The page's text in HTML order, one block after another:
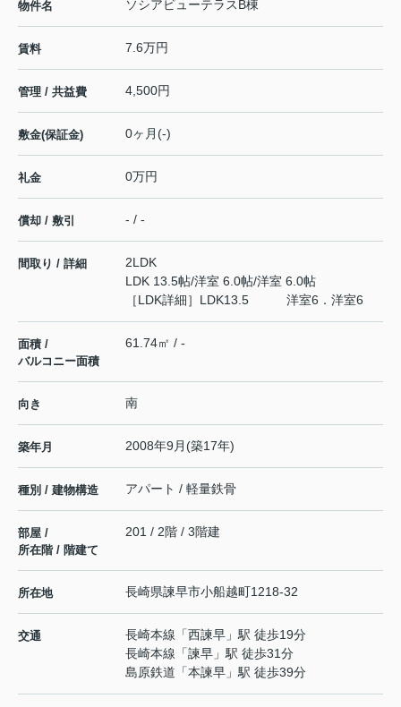
物件名 ソシアビューテラスB棟
賃料 7.6万円
管理 / 共益費 4,500円
敷金(保証金) 0ヶ月(-)
礼金 0万円
償却 / 敷引 - / -
間取り / 詳細
2LDK
LDK 13.5帖/洋室 6.0帖/洋室 6.0帖
［LDK詳細］LDK13.5 洋室6．洋室6
面積 /
バルコニー面積
61.74㎡ / -
向き 南
築年月 2008年9月(築17年)
種別 / 建物構造 アパート / 軽量鉄骨
部屋 /
所在階 / 階建て
201 / 2階 / 3階建
所在地 長崎県諫早市小船越町1218-32
交通 長崎本線 「西諫早 」駅 徒歩19分
長崎本線 「諫早 」駅 徒歩31分
島原鉄道 「本諫早 」駅 徒歩39分